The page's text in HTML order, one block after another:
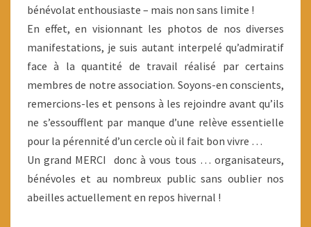
bénévolat enthousiaste – mais non sans limite !
En effet, en visionnant les photos de nos diverses
manifestations, je suis autant interpelé qu’admiratif
face à la quantité de travail réalisé par certains
membres de notre association. Soyons-en conscients,
remercions-les et pensons à les rejoindre avant qu’ils
ne s’essoufflent par manque d’une relève essentielle
pour la pérennité d’un cercle où il fait bon vivre …
Un grand MERCI donc à vous tous … organisateurs,
bénévoles et au nombreux public sans oublier nos
abeilles actuellement en repos hivernal !